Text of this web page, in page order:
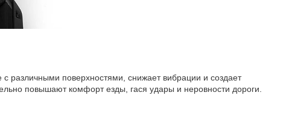
различными поверхностями, снижает вибрации и создает
повышают комфорт езды, гася удары и неровности дороги.